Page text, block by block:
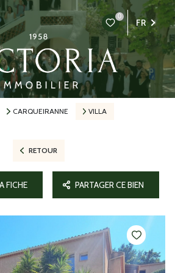
0
FR
CARQUEIRANNE VILLA
RETOUR
FICHE PARTAGER CE BIEN